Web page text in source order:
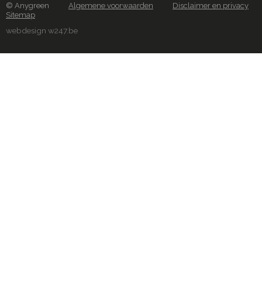
© Anygreen Algemene voorwaarden
Disclaimer en privacy
Sitemap
webdesign w247.be